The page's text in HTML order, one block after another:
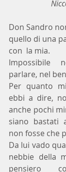
Don Sandro
quello di una
con  la mia.
Impossibile
parlare, nel
Per quanto
ebbi a dire,
anche pochi
siano bastati
non fosse che
Da lui vado
nebbie della
pensiero